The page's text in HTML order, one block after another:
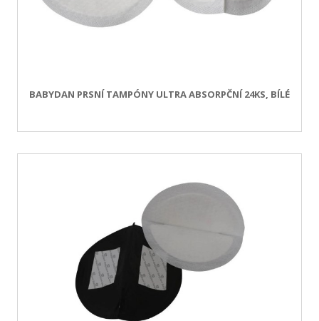
BABYDAN PRSNÍ TAMPÓNY ULTRA ABSORPČNÍ 24KS, BÍLÉ